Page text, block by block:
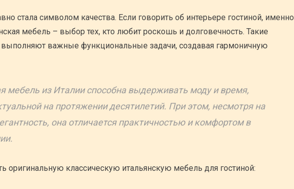
стала символом качества. Если говорить об интерьере гостиной, именно
мебель – выбор тех, кто любит роскошь и долговечность. Такие
важные функциональные задачи, создавая гармоничную
мебель из Италии способна выдерживать моду и время,
на протяжении десятилетий. При этом, несмотря на
она отличается практичностью и комфортом в
оригинальную классическую итальянскую мебель для гостиной: